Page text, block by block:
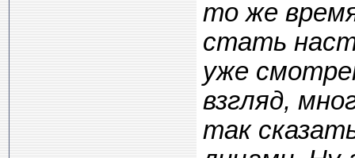
то же
стать
уже
взгляд,
так